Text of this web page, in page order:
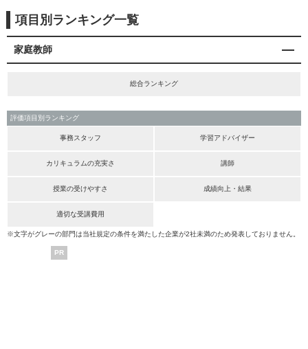
項目別ランキング一覧
家庭教師
総合ランキング
評価項目別ランキング
事務スタッフ 学習アドバイザー
カリキュラムの充実さ 講師
授業の受けやすさ 成績向上・結果
適切な受講費用
※文字がグレーの部門は当社規定の条件を満たした企業が2社未満のため発表しておりません。
PR